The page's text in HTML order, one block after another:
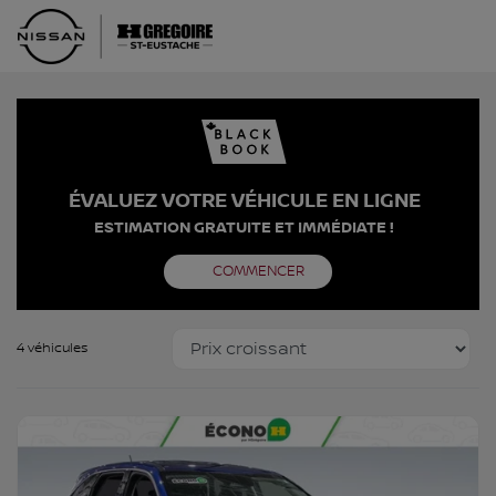
ÉVALUEZ VOTRE VÉHICULE EN LIGNE
ESTIMATION GRATUITE ET IMMÉDIATE !
COMMENCER
4 véhicules